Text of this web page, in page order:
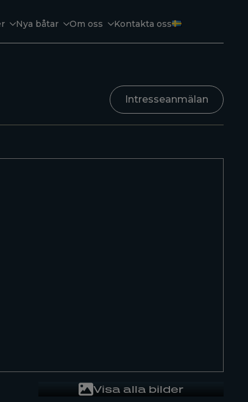
Nya båtar Om oss Kontakta oss
Intresseanmälan
Visa alla bilder